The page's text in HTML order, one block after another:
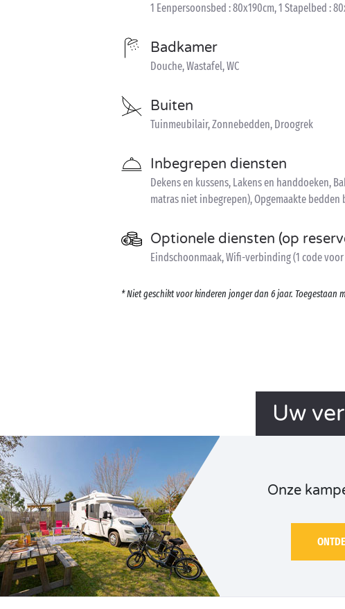
1 Eenpersoonsbed : 80x190cm, 1 Stapelbed :
Badkamer
Douche, Wastafel, WC
Buiten
Tuinmeubilair, Zonnebedden, Droogrek
Inbegrepen diensten
Dekens en kussens, Lakens en handdoeken,
matras niet inbegrepen), Opgemaakte bedden
Optionele diensten (op
Eindschoonmaak, Wifi-verbinding (1 code
* Niet geschikt voor kinderen jonger dan 6 jaar. Toegestaan
Uw
Onze